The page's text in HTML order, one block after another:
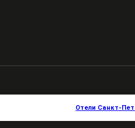
Отели Санкт-